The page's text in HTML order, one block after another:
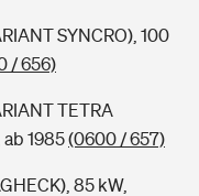
SYNCRO), 100
/ 656)
TETRA
1985(0600 / 657)
85 kW,